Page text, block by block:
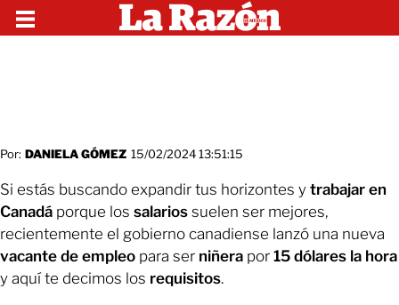
Por: DANIELA GÓMEZ 15/02/2024 13:51:15
Si estás buscando expandir tus horizontes y trabajar en
Canadá porque los salarios suelen ser mejores,
recientemente el gobierno canadiense lanzó una nueva
vacante de empleo para ser niñera por 15 dólares la hora
y aquí te decimos los requisitos.